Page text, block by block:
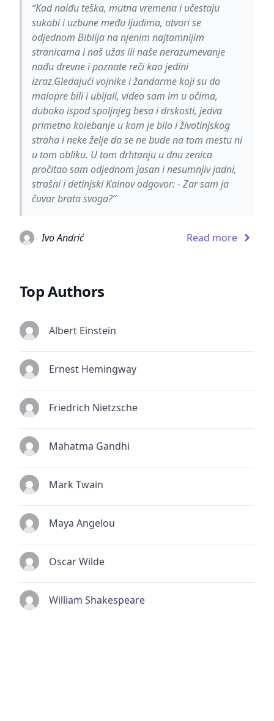
“Kad naiđu teška, mutna vremena i učestaju
sukobi i uzbune među ljudima, otvori se
odjednom Biblija na njenim najtamnijim
stranicama i naš užas ili naše nerazumevanje
nađu drevne i poznate reči kao jedini
izraz.Gledajući vojnike i žandarme koji su do
malopre bili i ubijali, video sam im u očima,
duboko ispod spoljnjeg besa i drskosti, jedva
primetno kolebanje u kom je bilo i životinjskog
straha i neke želje da se ne bude na tom mestu ni
u tom obliku. U tom drhtanju u dnu zenica
pročitao sam odjednom jasan i nesumnjiv jadni,
strašni i detinjski Kainov odgovor: - Zar sam ja
čuvar brata svoga?”
Ivo Andrić Read more
Top Authors
Albert Einstein
Ernest Hemingway
Friedrich Nietzsche
Mahatma Gandhi
Mark Twain
Maya Angelou
Oscar Wilde
William Shakespeare